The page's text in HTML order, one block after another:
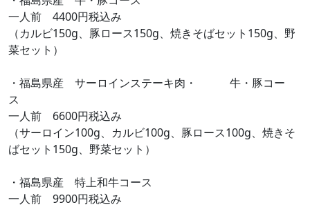
一人前 4400円税込み
（カルビ150g、豚ロース150g、焼きそばセット150g、野
菜セット）
・福島県産 サーロインステーキ肉・ 牛・豚コー
ス
一人前 6600円税込み
（サーロイン100g、カルビ100g、豚ロース100g、焼きそ
ばセット150g、野菜セット）
・福島県産 特上和牛コース
一人前 9900円税込み